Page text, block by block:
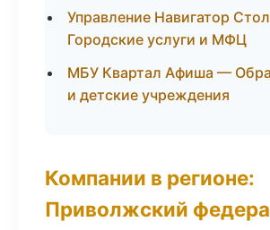
Управление Навигатор
Городские услуги и МФЦ
МБУ Квартал Афиша —
и детские учреждения
Компании в регионе:
Приволжский